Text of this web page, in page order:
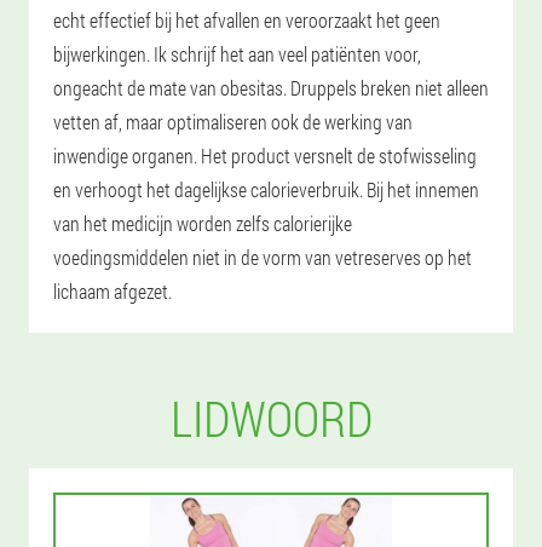
echt effectief bij het afvallen en veroorzaakt het geen
bijwerkingen. Ik schrijf het aan veel patiënten voor,
ongeacht de mate van obesitas. Druppels breken niet alleen
vetten af, maar optimaliseren ook de werking van
inwendige organen. Het product versnelt de stofwisseling
en verhoogt het dagelijkse calorieverbruik. Bij het innemen
van het medicijn worden zelfs calorierijke
voedingsmiddelen niet in de vorm van vetreserves op het
lichaam afgezet.
LIDWOORD